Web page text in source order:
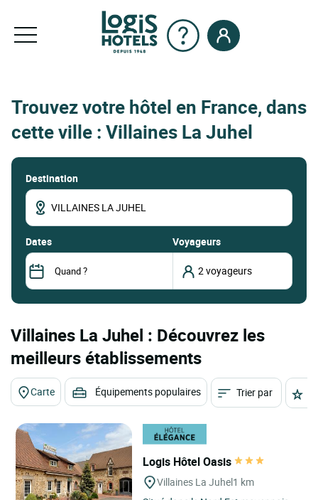
Trouvez votre hôtel en France, dans
cette ville : Villaines La Juhel
Destination
dates Voyageurs
Villaines La Juhel : Découvrez les
meilleurs établissements
Carte Équipements populaires Trier par
Logis Hôtel Oasis
Villaines La Juhel1 km